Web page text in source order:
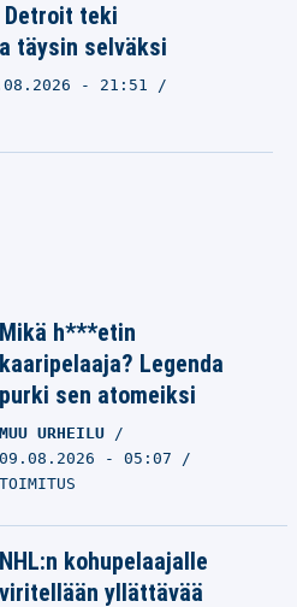
Detroit teki
täysin selväksi
- 21:51
Mikä h***etin
kaaripelaaja? Legenda
purki sen atomeiksi
MUU URHEILU
09.08.2026 - 05:07
TOIMITUS
NHL:n kohupelaajalle
viritellään yllättävää